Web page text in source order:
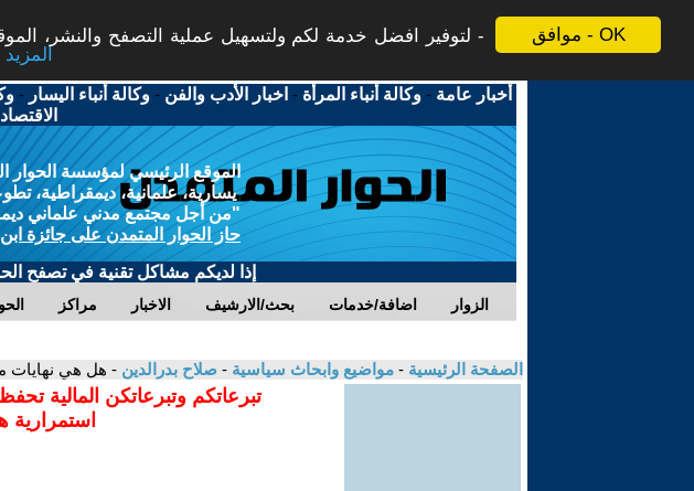
موافق - OK
لتوفير افضل خدمة لكم ولتسهيل عملية التصفح والنشر،
More info - المزيد
أخبار عامة -وكالة أنباء المرأة - اخبار الأدب والفن -وكالة أنباء اليسار -
الاقتصاد
الموقع الرئيسي لمؤسسة الحوار
يسارية، علمانية، ديمقراطية،
"من أجل مجتمع مدني علماني
حاز الحوار المتمدن على جائزة
إذا لديكم مشاكل تقنية في تصفح
مراكز الاخبار بحث/الارشيف اضافة/خدمات الزوار
الصفحة الرئيسية - مواضيع وابحاث سياسية - صلاح بدرالدين - هل هي نهايات
تبرعاتكم وتبرعاتكن المالية
استمرارية